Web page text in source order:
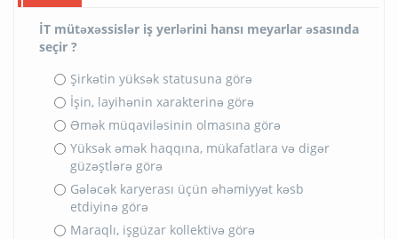
İT mütəxəssislər iş yerlərini hansı meyarlar əsasında
seçir ?
Şirkətin yüksək statusuna görə
İşin, layihənin xarakterinə görə
Əmək müqaviləsinin olmasına görə
Yüksək əmək haqqına, mükafatlara və digər
güzəştlərə görə
Gələcək karyerası üçün əhəmiyyət kəsb
etdiyinə görə
Maraqlı, işgüzar kollektivə görə